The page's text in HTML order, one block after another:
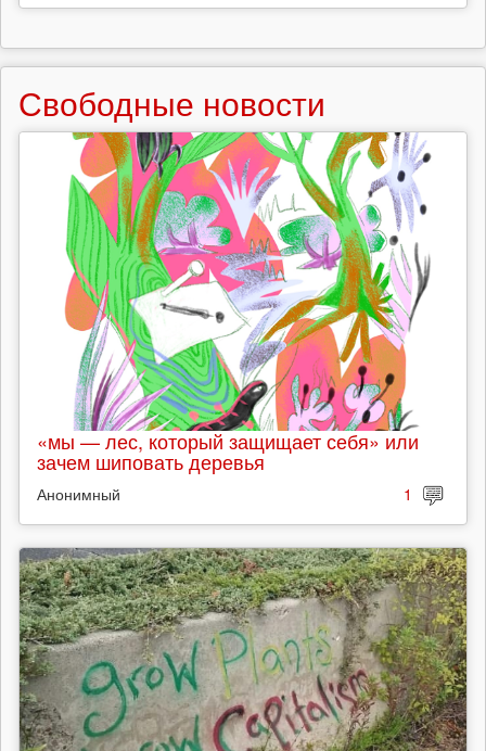
Свободные новости
«мы — лес, который защищает себя» или
зачем шиповать деревья
Анонимный 1